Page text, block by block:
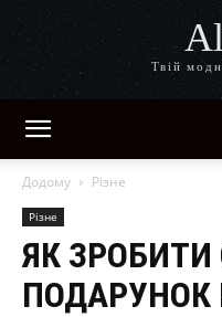
Твій
Додому Різне
Різне
ЯК ЗРОБИТИ
ПОДАРУНОК